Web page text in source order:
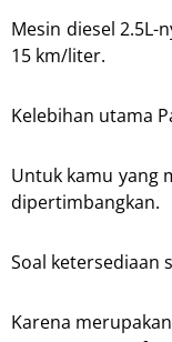
Mesin diesel
15 km/liter.
Kelebihan utama
Untuk kamu yang
dipertimbangkan.
Soal ketersediaan
Karena